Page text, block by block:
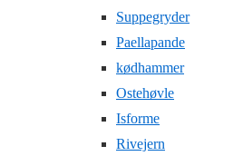
Suppegryder
Paellapande
kødhammer
Ostehøvle
Isforme
Rivejern